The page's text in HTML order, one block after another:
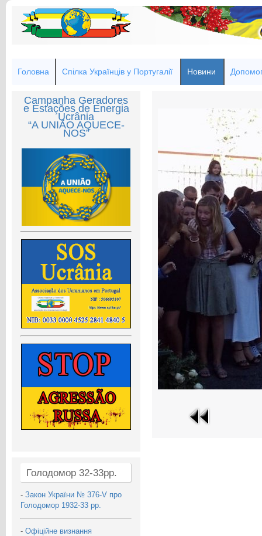
Головна Спілка Українців у Португалії Новини
Campanha Geradores
e Estações de Energia
Ucrânia
“A UNIÃO AQUECE-
NOS”
Голодомор 32-33рр.
- Закон України № 376-V про
Голодомор 1932-33 рр.
- Офіційне визнання